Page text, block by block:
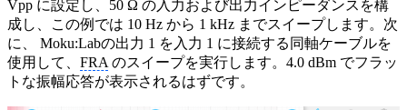
Vpp に設定し、50 Ω の入力および出力インピーダンスを構
成し、この例では 10 Hz から 1 kHz までスイープします。次
に、 Moku:Labの出力 1 を入力 1 に接続する同軸ケーブルを
使用して、 FRA のスイープを実行します。4.0 dBm でフラッ
トな振幅応答が表示されるはずです。